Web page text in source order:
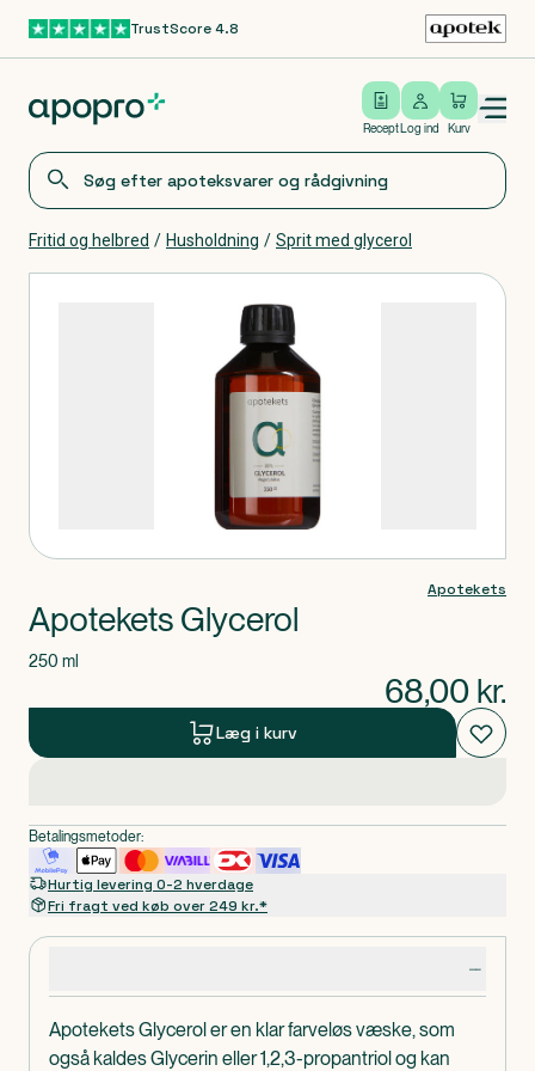
Gå til hovedindholdTrustScore 4.8
Recept
Log ind
Log ind Kurv
Open/close menu
Fritid og helbred / Husholdning / Sprit med glycerol
Apotekets Glycerol er en klar farveløs væske, som
også kaldes Glycerin eller 1,2,3-propantriol og kan
Apotekets
Apotekets Glycerol
250 ml
68,00 kr.
Læg i kurv
Betalingsmetoder:
Hurtig levering 0-2 hverdage
Fri fragt ved køb over 249 kr.*